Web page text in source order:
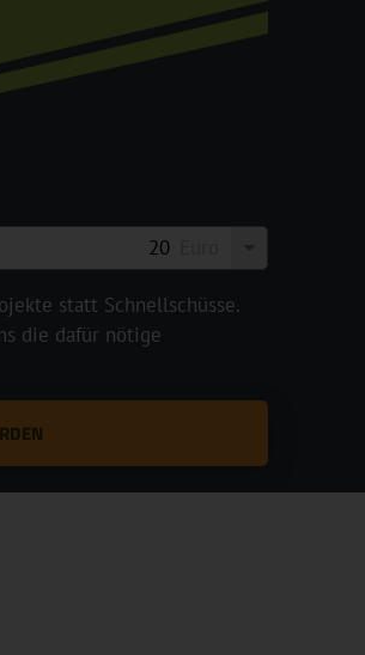
statt Schnellschüsse.
die dafür nötige